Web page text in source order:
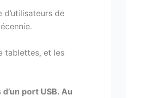
de
tablettes, et les
port USB. Au